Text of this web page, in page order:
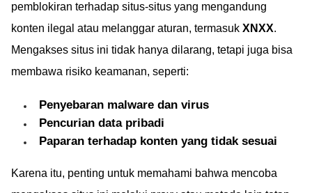
pemblokiran terhadap situs-situs yang mengandung
konten ilegal atau melanggar aturan, termasuk XNXX.
Mengakses situs ini tidak hanya dilarang, tetapi juga bisa
membawa risiko keamanan, seperti:
Penyebaran malware dan virus
Pencurian data pribadi
Paparan terhadap konten yang tidak sesuai
Karena itu, penting untuk memahami bahwa mencoba